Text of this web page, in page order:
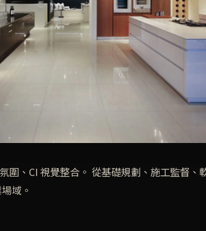
圍、CI 視覺整合。 從基礎規劃、施工監督、
域。